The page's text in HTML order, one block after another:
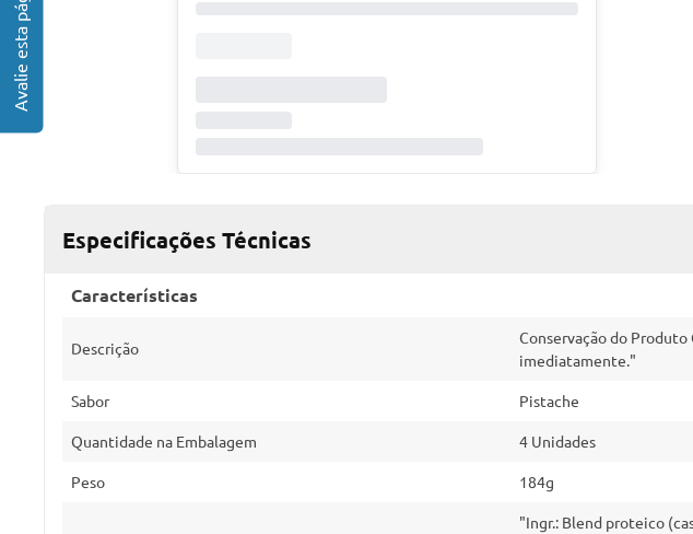
Especificações Técnicas
Características
Descrição
Conservação do
imediatamente."
Sabor Pistache
Quantidade na Embalagem 4 Unidades
Peso 184g
"Ingr.: Blend proteico